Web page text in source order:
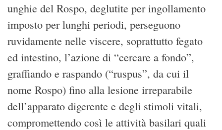
unghie del Rospo, deglutite per ingollamento
imposto per lunghi periodi, perseguono
ruvidamente nelle viscere, soprattutto fegato
ed intestino, l’azione di “cercare a fondo”,
graffiando e raspando (“ruspus”, da cui il
nome Rospo) fino alla lesione irreparabile
dell’apparato digerente e degli stimoli vitali,
compromettendo così le attività basilari quali